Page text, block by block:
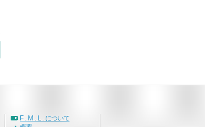
F . M . L . について